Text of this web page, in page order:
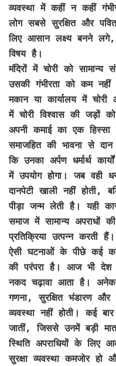
व्यवस्था में कहीं न कहीं
लोग सबसे सुरक्षित और
लिए आसान लक्ष्य बनने
विषय है।
मंदिरों में चोरी को सामान्य
उसकी गंभीरता को कम
मकान या कार्यालय में चोरी
में चोरी विश्वास की जड़ों
अपनी कमाई का एक
समाजहित की भावना से
कि उनका अर्पण धर्मार्थ
में उपयोग होगा। जब वही
दानपेटी खाली नहीं
पीड़ा जन्म लेती है। यही
समाज में सामान्य अपराधों
प्रतिक्रिया उत्पन्न करती हैं।
ऐसी घटनाओं के पीछे कई
की परंपरा है। आज भी देश
नकद चढ़ावा आता है। अनेक
गणना, सुरक्षित भंडारण
व्यवस्था नहीं होती। कई
जातीं, जिससे उनमें बड़ी
स्थिति अपराधियों के लिए
सुरक्षा व्यवस्था कमजोर